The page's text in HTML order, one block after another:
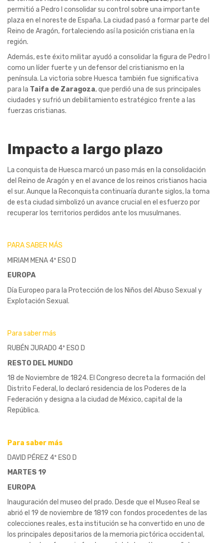
permitió a Pedro I consolidar su control sobre una importante
plaza en el noreste de España. La ciudad pasó a formar parte del
Reino de Aragón, fortaleciendo así la posición cristiana en la
región.
Además, este éxito militar ayudó a consolidar la figura de Pedro I
como un líder fuerte y un defensor del cristianismo en la
península. La victoria sobre Huesca también fue significativa
para la Taifa de Zaragoza, que perdió una de sus principales
ciudades y sufrió un debilitamiento estratégico frente a las
fuerzas cristianas.
Impacto a largo plazo
La conquista de Huesca marcó un paso más en la consolidación
del Reino de Aragón y en el avance de los reinos cristianos hacia
el sur. Aunque la Reconquista continuaría durante siglos, la toma
de esta ciudad simbolizó un avance crucial en el esfuerzo por
recuperar los territorios perdidos ante los musulmanes.
PARA SABER MÁS
MIRIAM MENA 4º ESO D
EUROPA
Día Europeo para la Protección de los Niños del Abuso Sexual y
Explotación Sexual.
Para saber más
RUBÉN JURADO 4º ESO D
RESTO DEL MUNDO
18 de Noviembre de 1824. El Congreso decreta la formación del
Distrito Federal, lo declaró residencia de los Poderes de la
Federación y designa a la ciudad de México, capital de la
República.
Para saber más
DAVID PÉREZ 4º ESO D
MARTES 19
EUROPA
Inauguración del museo del prado. Desde que el Museo Real se
abrió el 19 de noviembre de 1819 con fondos procedentes de las
colecciones reales, esta institución se ha convertido en uno de
los principales depositarios de la memoria pictórica occidental,